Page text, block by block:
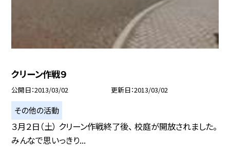
クリーン作戦９
公開日 2013/03/02 更新日 2013/03/02
その他の活動
３月２日（土） クリーン作戦終了後、 校庭が開放されました。
みんなで思いっきり...